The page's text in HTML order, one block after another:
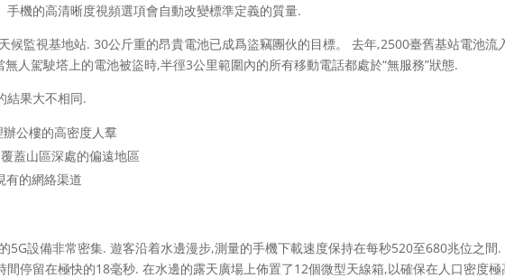
機的高清晰度視頻選項會自動改變標準定義的質量.
候監視基地站. 30公斤重的昂貴電池已成爲盜竊團伙的目標。 去年,2500臺舊基站電池流
人駕駛塔上的電池被盜時,半徑3公里範圍內的所有移動電話都處於“無服務”狀態.
結果大不相同.
公樓的高密度人羣
蓋山區深處的偏遠地區
有的網絡渠道
設備非常密集. 遊客沿着水邊漫步,測量的手機下載速度保持在每秒520至680兆位之間.
停留在極快的18毫秒. 在水邊的露天廣場上佈置了12個微型天線箱,以確保在人口密度極